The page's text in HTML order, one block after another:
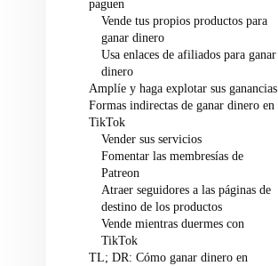
paguen
Vende tus propios productos para
ganar dinero
Usa enlaces de afiliados para ganar
dinero
Amplíe y haga explotar sus ganancias
Formas indirectas de ganar dinero en
TikTok
Vender sus servicios
Fomentar las membresías de
Patreon
Atraer seguidores a las páginas de
destino de los productos
Vende mientras duermes con
TikTok
TL; DR: Cómo ganar dinero en